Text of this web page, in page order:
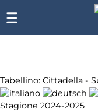
Tabellino: Cittadella -
Stagione 2024-2025
Chi
siamo
Affiliazione